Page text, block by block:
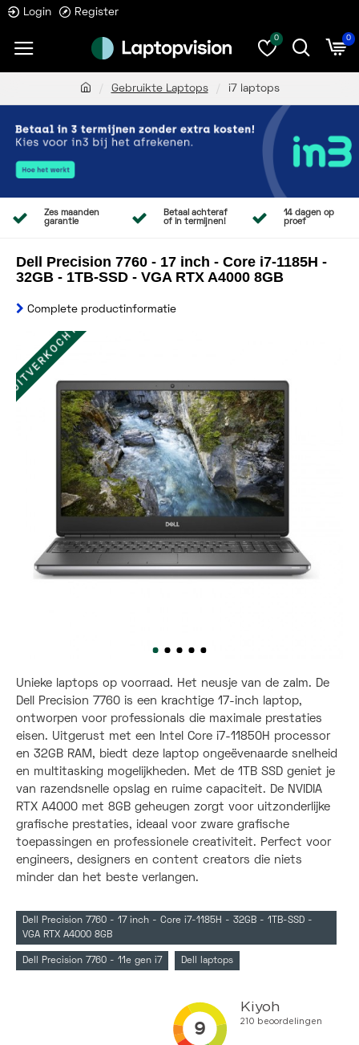
Login Register
0 0
Gebruikte Laptops i7 laptops
Zes maanden
garantie
Betaal achteraf
of in termijnen!
14 dagen op
proef
Dell Precision 7760 - 17 inch - Core i7-1185H -
32GB - 1TB-SSD - VGA RTX A4000 8GB
Complete productinformatie
UITVERKOCHT
Unieke laptops op voorraad. Het neusje van de zalm. De
Dell Precision 7760 is een krachtige 17-inch laptop,
ontworpen voor professionals die maximale prestaties
eisen. Uitgerust met een Intel Core i7-11850H processor
en 32GB RAM, biedt deze laptop ongeëvenaarde snelheid
en multitasking mogelijkheden. Met de 1TB SSD geniet je
van razendsnelle opslag en ruime capaciteit. De NVIDIA
RTX A4000 met 8GB geheugen zorgt voor uitzonderlijke
grafische prestaties, ideaal voor zware grafische
toepassingen en professionele creativiteit. Perfect voor
engineers, designers en content creators die niets
minder dan het beste verlangen.
Dell Precision 7760 - 17 inch - Core i7-1185H - 32GB - 1TB-SSD -
VGA RTX A4000 8GB
Dell Precision 7760 - 11e gen i7 Dell laptops